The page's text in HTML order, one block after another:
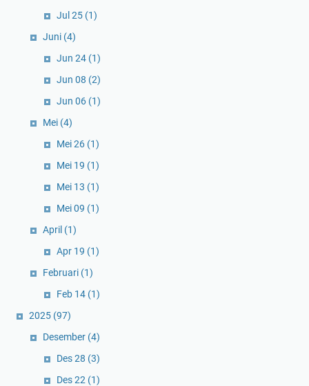
Jul 25 (1)
Juni (4)
Jun 24 (1)
Jun 08 (2)
Jun 06 (1)
Mei (4)
Mei 26 (1)
Mei 19 (1)
Mei 13 (1)
Mei 09 (1)
April (1)
Apr 19 (1)
Februari (1)
Feb 14 (1)
2025 (97)
Desember (4)
Des 28 (3)
Des 22 (1)